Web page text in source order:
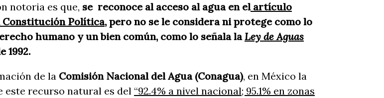
notoria es que, se reconoce al acceso al agua en elartículo
Constitución Política, pero no se le considera ni protege como lo
humano y un bien común, como lo señala laLey de Aguas
1992.
de la Comisión Nacional del Agua (Conagua), en México la
este recurso natural es del “92.4% a nivel nacional; 95.1% en zonas